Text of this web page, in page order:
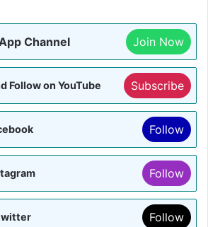
Channel Join Now
Follow on YouTube Subscribe
Follow
Follow
Follow